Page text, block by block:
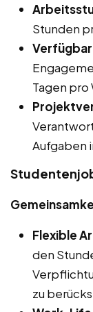
Stunden
Tagen pro
Aufgaben
Flexible
den
zu